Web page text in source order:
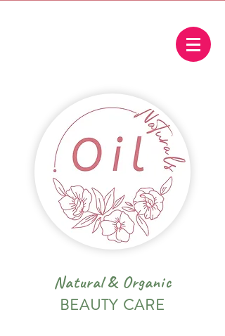
Natural & Organic
BEAUTY CARE